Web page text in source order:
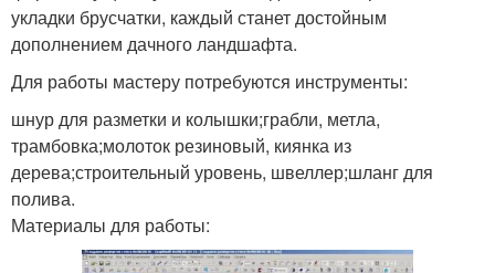
укладки брусчатки, каждый станет достойным
дополнением дачного ландшафта.
Для работы мастеру потребуются инструменты:
шнур для разметки и колышки;грабли, метла,
трамбовка;молоток резиновый, киянка из
дерева;строительный уровень, швеллер;шланг для
полива.
Материалы для работы: